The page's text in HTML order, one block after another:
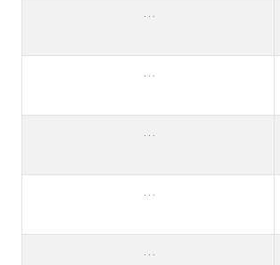
,
,
,
,
,
,
,
,
,
,
,
,
,
,
,